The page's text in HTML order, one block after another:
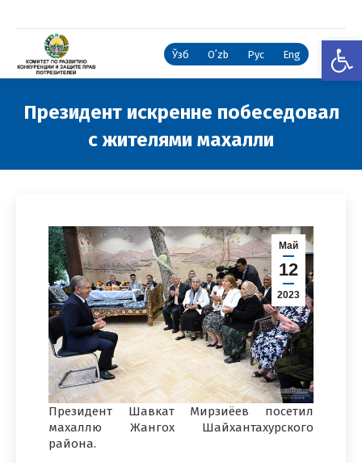
Ўзб Oʻzb Рус Eng
Президент искренне побеседовал
с жителями махалли
Май
12
2023
Президент Шавкат Мирзиёев посетил
махаллю Жангох Шайхантахурского
района.